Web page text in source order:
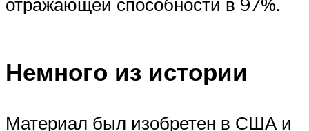
Немного из истории
Материал был изобретен в США и